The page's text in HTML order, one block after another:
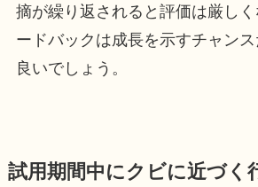
摘が繰り返されると評価は厳し
ードバックは成長を示すチャン
良いでしょう。
試用期間中にクビに近づく